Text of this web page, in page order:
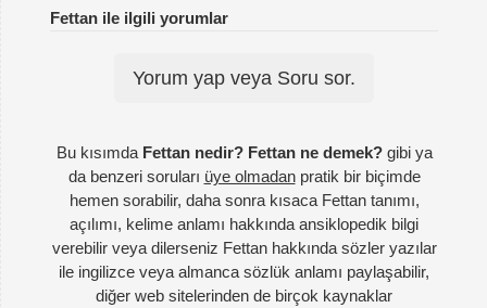
Fettan ile ilgili yorumlar
Yorum yap veya Soru sor.
Bu kısımda Fettan nedir? Fettan ne demek?gibi ya
da benzeri soruları üye olmadanpratik bir biçimde
hemen sorabilir, daha sonra kısaca Fettan tanımı,
açılımı, kelime anlamı hakkında ansiklopedik bilgi
verebilir veya dilerseniz Fettan hakkında sözler yazılar
ile ingilizce veya almanca sözlük anlamı paylaşabilir,
diğer web sitelerinden de birçok kaynaklar